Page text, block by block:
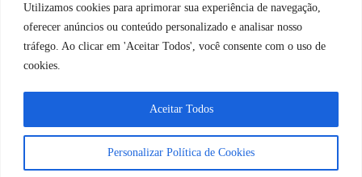
Utilizamos cookies para aprimorar sua experiência de navegação,
oferecer anúncios ou conteúdo personalizado e analisar nosso
tráfego. Ao clicar em 'Aceitar Todos', você consente com o uso de
cookies.
Personalizar Política de Cookies
Aceitar Todos
O que é: Sistema de Gravação de Áudio em Tempo Real
O que é: Xadrez de sistemas
O que é: Vigia de portaria
O que é: Contas a Pagar?
WhatsApp JF Tech
Vamos conversar e descobrir como
podemos ajudá-lo hoje?